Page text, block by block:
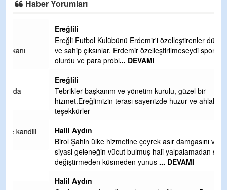
Haber Yorumları
Ereğli Futbol Kulübünü Erdemir'i özelleştirenler düşünsün
ve sahip çıksınlar. Erdemir özelleştirilmeseydi sponsor
olurdu ve para probl... DEVAMI
Tebrikler başkanım ve yönetim kurulu, güzel bir
hizmet.Ereğlimizin terası sayenizde huzur ve ahlak bulacak
Halil Aydın
Birol Şahin ülke hizmetine çeyrek asır damgasını vurmuş
siyasi geleneğin vücut bulmuş hali yalpalamadan saf
değiştirmeden küsmeden yunus... DEVAMI
Halil Aydın